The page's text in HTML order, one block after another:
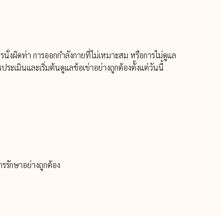
นั่งผิดท่า การออกกำลังกายที่ไม่เหมาะสม หรือการไม่ดูแล
ประเมินและเริ่มต้นดูแลข้อเข่าอย่างถูกต้องตั้งแต่วันนี้
รักษาอย่างถูกต้อง